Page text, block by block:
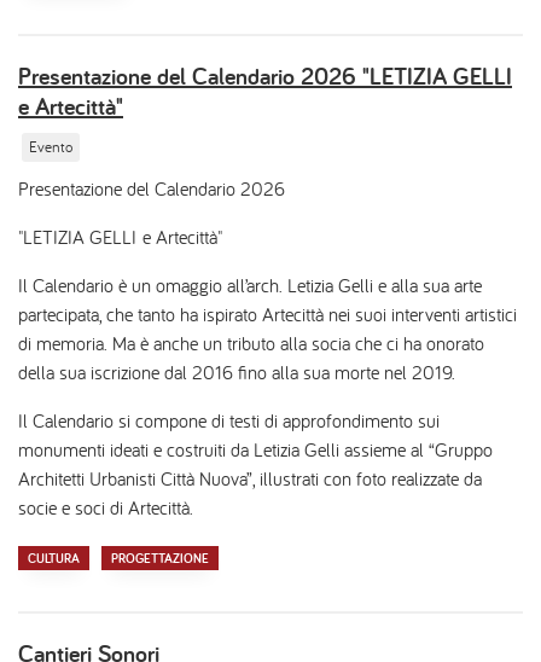
Presentazione del Calendario 2026 "LETIZIA GELLI
e Artecittà"
Evento
Presentazione del Calendario 2026
"LETIZIA GELLI e Artecittà"
Il Calendario è un omaggio all’arch. Letizia Gelli e alla sua arte
partecipata, che tanto ha ispirato Artecittà nei suoi interventi artistici
di memoria. Ma è anche un tributo alla socia che ci ha onorato
della sua iscrizione dal 2016 fino alla sua morte nel 2019.
Il Calendario si compone di testi di approfondimento sui
monumenti ideati e costruiti da Letizia Gelli assieme al “Gruppo
Architetti Urbanisti Città Nuova”, illustrati con foto realizzate da
socie e soci di Artecittà.
CULTURA PROGETTAZIONE
Cantieri Sonori